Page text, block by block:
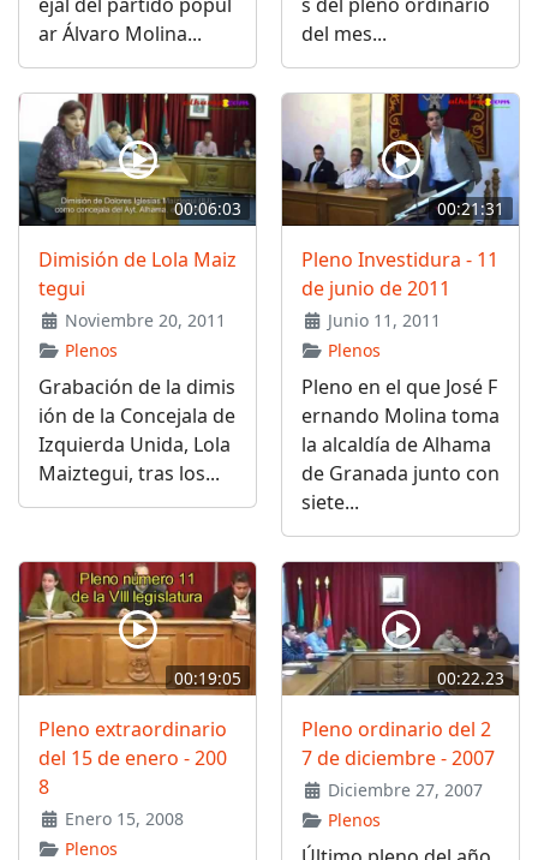
ar Álvaro Molina...
del mes...
00:06:03
Dimisión de Lola Maiz
tegui
Noviembre 20, 2011
Plenos
Grabación de la dimis
ión de la Concejala de
Izquierda Unida, Lola
Maiztegui, tras los...
00:21:31
Pleno Investidura - 11
de junio de 2011
Junio 11, 2011
Plenos
Pleno en el que José F
ernando Molina toma
la alcaldía de Alhama
de Granada junto con
siete...
00:19:05
Pleno extraordinario
del 15 de enero - 200
8
Enero 15, 2008
Plenos
00:22.23
Pleno ordinario del 2
7 de diciembre - 2007
Diciembre 27, 2007
Plenos